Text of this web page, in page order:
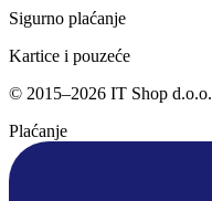
Sigurno plaćanje
Kartice i pouzeće
© 2015–2026 IT Shop d.o.o.
Plaćanje